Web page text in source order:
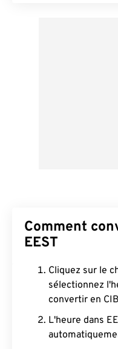
Comment
EEST
Cliquez sur le
sélectionnez
convertir en
L'heure dans